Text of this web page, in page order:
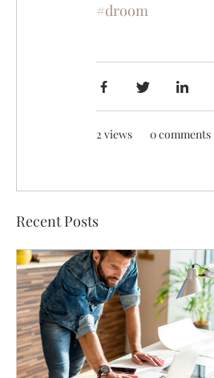
#droom
2 views 0 comments
Recent Posts